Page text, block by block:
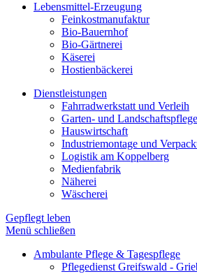
Lebensmittel-Erzeugung
Feinkostmanufaktur
Bio-Bauernhof
Bio-Gärtnerei
Käserei
Hostienbäckerei
Dienstleistungen
Fahrradwerkstatt und Verleih
Garten- und Landschaftspflege
Hauswirtschaft
Industriemontage und
Logistik am Koppelberg
Medienfabrik
Näherei
Wäscherei
Gepflegt leben
Menü schließen
Ambulante Pflege & Tagespflege
Pflegedienst Greifswald -